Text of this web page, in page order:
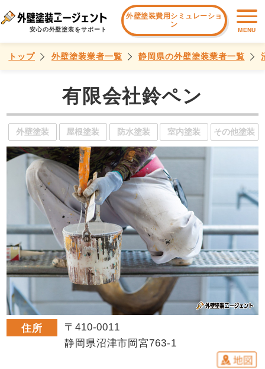
安心の外壁塗装をサポート
外壁塗装費用シミュレーショ
ン
MENU
トップ 外壁塗装業者一覧 静岡県の外壁塗装業者一覧
有限会社鈴ペン
外壁塗装 屋根塗装 防水塗装 室内塗装 その他塗装
住所
〒410-0011
静岡県沼津市岡宮763-1